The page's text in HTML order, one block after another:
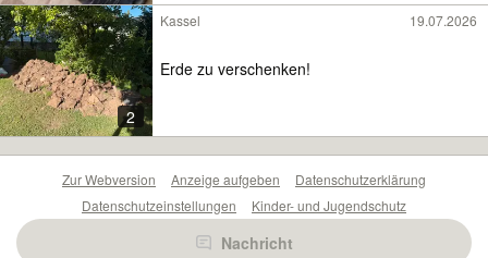
2
Kassel 19.07.2026
Erde zu verschenken!
Nachricht
Zur Webversion Anzeige aufgeben
Datenschutzerklärung
Datenschutzeinstellungen
Kinder- und Jugendschutz
Barrierefreiheitserklärung